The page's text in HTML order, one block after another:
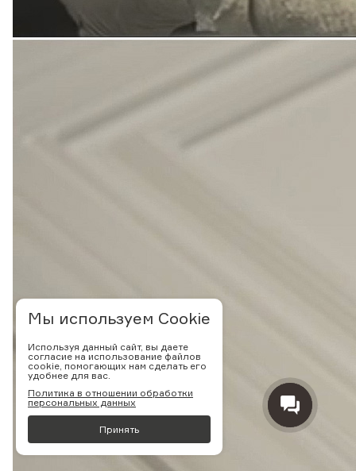
Мы используем Cookie
Используя данный сайт, вы даете
согласие на использование файлов
cookie, помогающих нам сделать его
удобнее для вас.
Политика в отношении обработки
персональных данных
Принять